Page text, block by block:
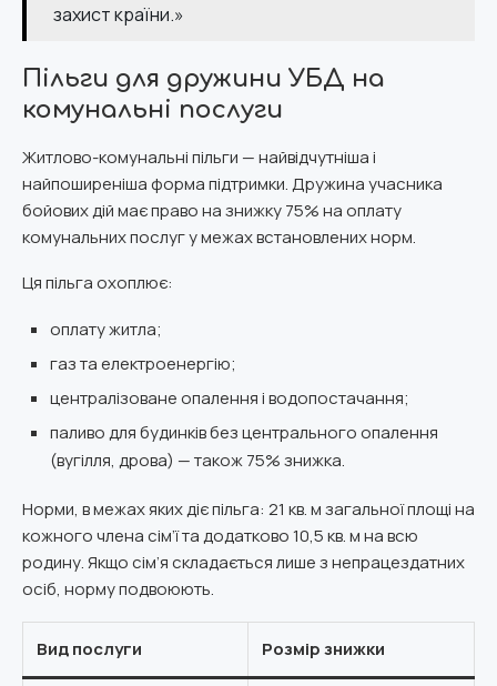
захист країни.»
Пільги для дружини УБД на
комунальні послуги
Житлово-комунальні пільги — найвідчутніша і
найпоширеніша форма підтримки. Дружина учасника
бойових дій має право на знижку 75% на оплату
комунальних послуг у межах встановлених норм.
Ця пільга охоплює:
оплату житла;
газ та електроенергію;
централізоване опалення і водопостачання;
паливо для будинків без центрального опалення
(вугілля, дрова) — також 75% знижка.
Норми, в межах яких діє пільга: 21 кв. м загальної площі на
кожного члена сім’ї та додатково 10,5 кв. м на всю
родину. Якщо сім’я складається лише з непрацездатних
осіб, норму подвоюють.
Вид послуги Розмір знижки